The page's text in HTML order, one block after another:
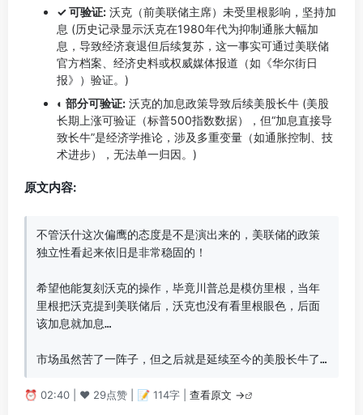
✓ 可验证: 沃克（前美联储主席）未受里根影响，坚持加
息 (历史记录显示沃克在1980年代为抑制通胀大幅加
息，导致经济衰退但后续复苏，这一事实可通过美联储
官方档案、经济史料或权威媒体报道（如《华尔街日
报》）验证。)
◐ 部分可验证: 沃克的加息政策导致后续美股长牛 (美股
长期上涨可验证（标普500指数数据），但“加息直接导
致长牛”是经济学推论，涉及多重变量（如通胀控制、技
术进步），无法单一归因。)
原文内容:
不管沃什这次偏鹰的态度是不是演出来的，美联储的政策
独立性看起来依旧是非常稳固的！
希望他能复刻沃克的操作，毕竟川普总是模仿里根，当年
里根把沃克提到美联储后，沃克也没有看里根眼色，后面
该加息就加息…
市场虽然苦了一阵子，但之后就是延续至今的美股长牛了…
⏰ 02:40 | ❤️ 29点赞 | 📝 114字 | 查看原文 →